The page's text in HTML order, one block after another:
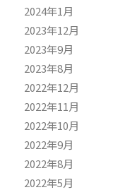
2024年1月
2023年12月
2023年9月
2023年8月
2022年12月
2022年11月
2022年10月
2022年9月
2022年8月
2022年5月